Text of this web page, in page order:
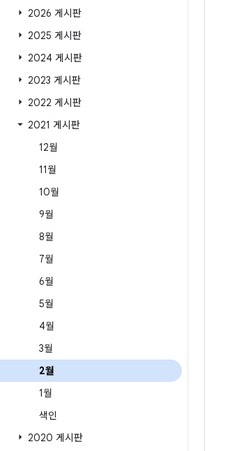
2026 게시판
2025 게시판
2024 게시판
2023 게시판
2022 게시판
2021 게시판
12월
11월
10월
9월
8월
7월
6월
5월
4월
3월
2월
1월
색인
2020 게시판